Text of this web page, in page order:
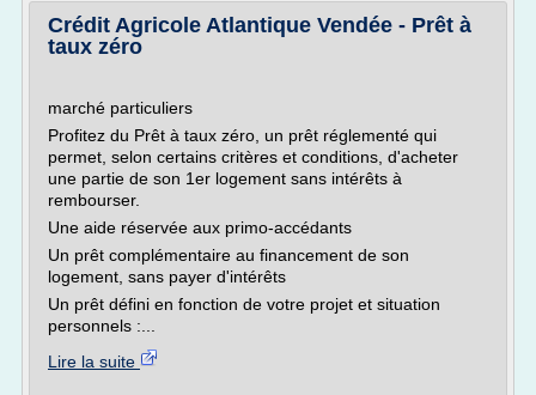
Crédit Agricole Atlantique Vendée - Prêt à
taux zéro
marché particuliers
Profitez du Prêt à taux zéro, un prêt réglementé qui
permet, selon certains critères et conditions, d'acheter
une partie de son 1er logement sans intérêts à
rembourser.
Une aide réservée aux primo-accédants
Un prêt complémentaire au financement de son
logement, sans payer d'intérêts
Un prêt défini en fonction de votre projet et situation
personnels :...
Lire la suite